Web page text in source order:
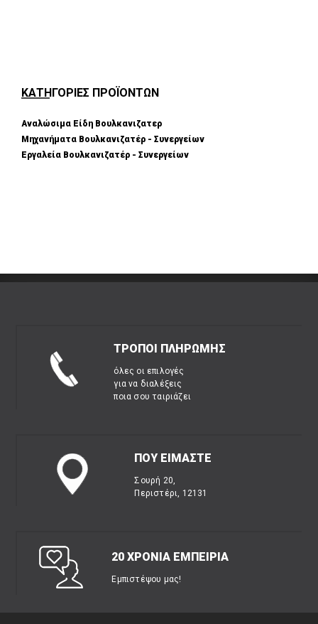
ΚΑΤΗΓΟΡΙΕΣ ΠΡΟΪΟΝΤΩΝ
Αναλώσιμα Είδη Βουλκανιζατερ
Μηχανήματα Βουλκανιζατέρ - Συνεργείων
Εργαλεία Βουλκανιζατέρ - Συνεργείων
ΤΡΟΠΟΙ ΠΛΗΡΩΜΗΣ
όλες οι επιλογές
για να διαλέξεις
ποια σου ταιριάζει
ΠΟΥ ΕΙΜΑΣΤΕ
Σουρή 20,
Περιστέρι, 12131
20 ΧΡΟΝΙΑ ΕΜΠΕΙΡΙΑ
Εμπιστέψου μας!